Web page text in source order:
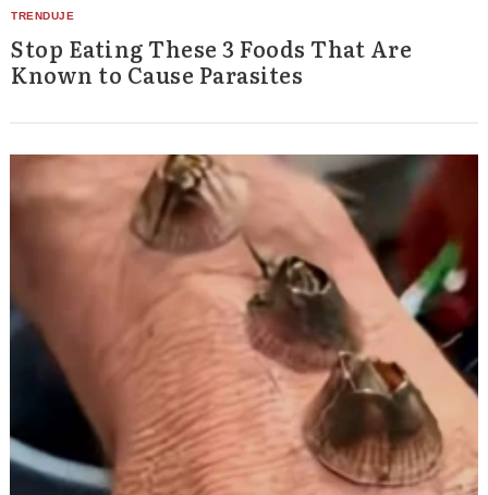
Stop Eating These 3 Foods That Are
Known to Cause Parasites